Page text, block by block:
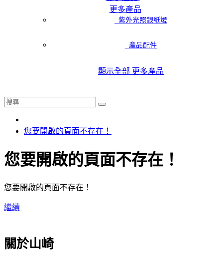
更多產品
紫外光照銀紙燈
產品配件
顯示全部 更多產品
您要開啟的頁面不存在！
您要開啟的頁面不存在！
您要開啟的頁面不存在！
繼續
關於山崎